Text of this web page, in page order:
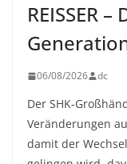
REISSER
06/08/2026 dc
Der SHK-
Veränderungen
damit der